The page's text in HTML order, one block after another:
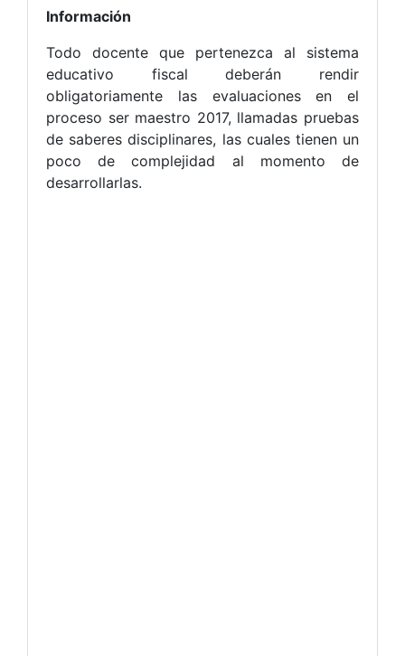
Información
Todo docente que pertenezca al sistema
educativo fiscal deberán rendir
obligatoriamente las evaluaciones en el
proceso ser maestro 2017, llamadas pruebas
de saberes disciplinares, las cuales tienen un
poco de complejidad al momento de
desarrollarlas.